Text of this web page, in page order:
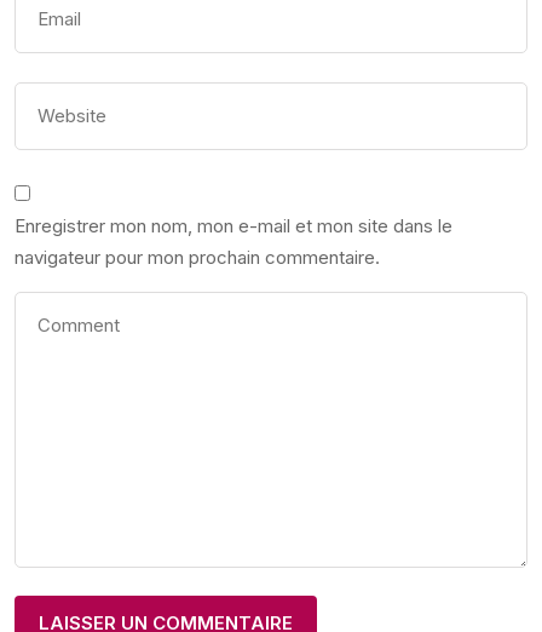
Enregistrer mon nom, mon e-mail et mon site dans le
navigateur pour mon prochain commentaire.